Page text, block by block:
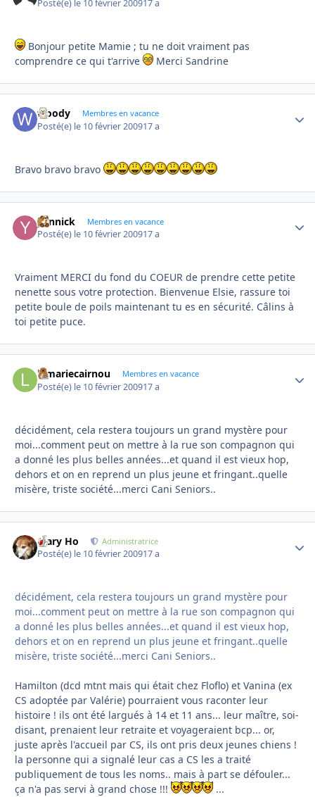
Posté(e) le 10 février 200917 a
Bonjour petite Mamie ; tu ne doit vraiment pas
comprendre ce qui t'arrive
Merci Sandrine
woody Membres en vacance
Posté(e) le 10 février 200917 a
Bravo bravo bravo
yannick Membres en vacance
Posté(e) le 10 février 200917 a
Vraiment MERCI du fond du COEUR de prendre cette petite
nenette sous votre protection. Bienvenue Elsie, rassure toi
petite boule de poils maintenant tu es en sécurité. Câlins à
toi petite puce.
lamariecairnou Membres en vacance
Posté(e) le 10 février 200917 a
décidément, cela restera toujours un grand mystère pour
moi...comment peut on mettre à la rue son compagnon qui
a donné les plus belles années...et quand il est vieux hop,
dehors et on en reprend un plus jeune et fringant..quelle
misère, triste société...merci Cani Seniors..
Mary Ho Administratrice
Posté(e) le 10 février 200917 a
décidément, cela restera toujours un grand mystère pour
moi...comment peut on mettre à la rue son compagnon qui
a donné les plus belles années...et quand il est vieux hop,
dehors et on en reprend un plus jeune et fringant..quelle
misère, triste société...merci Cani Seniors..
Hamilton (dcd mtnt mais qui était chez Floflo) et Vanina (ex
CS adoptée par Valérie) pourraient vous raconter leur
histoire ! ils ont été largués à 14 et 11 ans... leur maître, soi-
disant, prenaient leur retraite et voyageraient bcp... or,
juste après l'accueil par CS, ils ont pris deux jeunes chiens !
la personne qui a signalé leur cas a CS les a traité
publiquement de tous les noms.. mais à part se défouler...
ça n'a pas servi à grand chose !!!
...